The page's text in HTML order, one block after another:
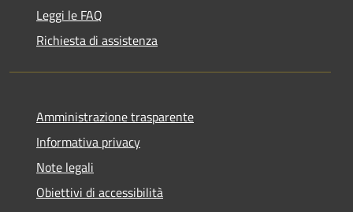
Leggi le FAQ
Richiesta di assistenza
Amministrazione trasparente
Informativa privacy
Note legali
Obiettivi di accessibilità